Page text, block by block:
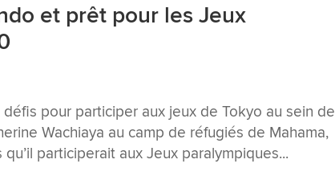
et prêt pour les Jeux
pour participer aux jeux de Tokyo au sein de
Wachiaya au camp de réfugiés de Mahama,
participerait aux Jeux paralympiques...